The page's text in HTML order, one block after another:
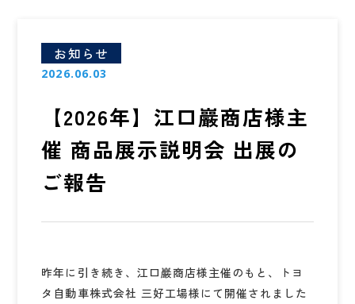
お知らせ
2026.06.03
【2026年】江口巖商店様主
催 商品展示説明会 出展の
ご報告
昨年に引き続き、江口巖商店様主催のもと、トヨ
タ自動車株式会社 三好工場様にて開催されました